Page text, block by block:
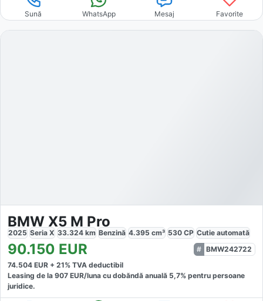
Sună WhatsApp Mesaj Favorite
BMW X5 M Pro
2025 Seria X 33.324 km Benzină 4.395 cm³ 530 CP Cutie automată
90.150 EUR
BMW242722
74.504 EUR + 21% TVA deductibil
Leasing de la 907 EUR/luna cu dobăndă anuală 5,7% pentru persoane
juridice.